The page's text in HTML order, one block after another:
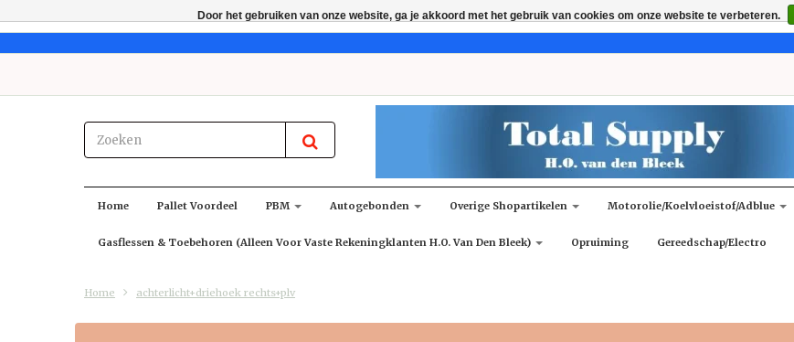
Home Pallet Voordeel PBM Autogebonden Overige Shopartikelen Motorolie/koelvloeistof/adblue
Gasflessen & Toebehoren (alleen Voor Vaste Rekeningklanten H.O. Van Den Bleek) Opruiming Gereedschap/Electro
Home achterlicht+driehoek rechts+plv
Door het gebruiken van onze website, ga je akkoord met het gebruik van cookies om onze website te verbeteren.